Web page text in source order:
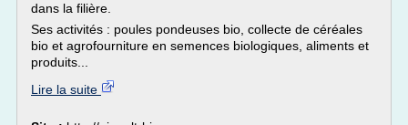
dans la filière.
Ses activités : poules pondeuses bio, collecte de céréales
bio et agrofourniture en semences biologiques, aliments et
produits...
Lire la suite